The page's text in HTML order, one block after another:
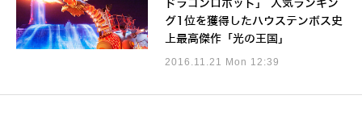
ドラゴンロボット」 人気ランキン
グ1位を獲得したハウステンボス史
上最高傑作「光の王国」
2016.11.21 Mon 12:39